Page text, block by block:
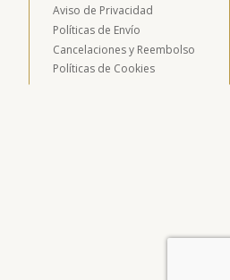
Aviso de Privacidad
Políticas de Envío
Cancelaciones y Reembolso
Políticas de Cookies